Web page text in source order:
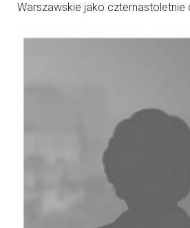
Warszawskie jako czternastoletnie